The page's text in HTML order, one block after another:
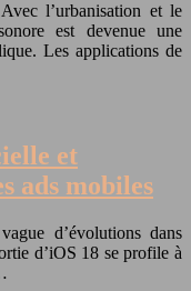
l’urbanisation et le
est devenue une
Les applications de
et
ads mobiles
d’évolutions dans
d’iOS 18 se profile à